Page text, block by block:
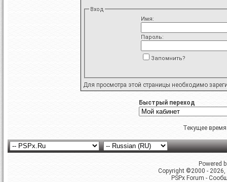
Вход
Имя:
Пароль:
Запомнить?
Для просмотра этой страницы необходимо
Быстрый переход
Текущее
Powered
Copyright ©2000 -
PSPx Forum -